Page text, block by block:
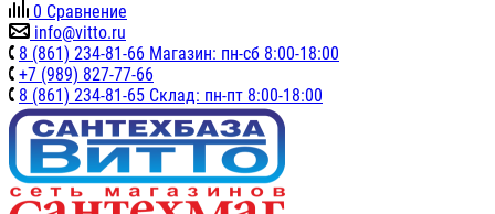
0 Сравнение
info@vitto.ru
8 (861) 234-81-66 Магазин: пн-сб 8:00-18:00
+7 (989) 827-77-66
8 (861) 234-81-65 Склад: пн-пт 8:00-18:00